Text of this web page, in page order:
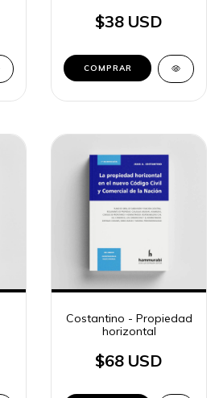
$38 USD
COMPRAR
Costantino - Propiedad
horizontal
$68 USD